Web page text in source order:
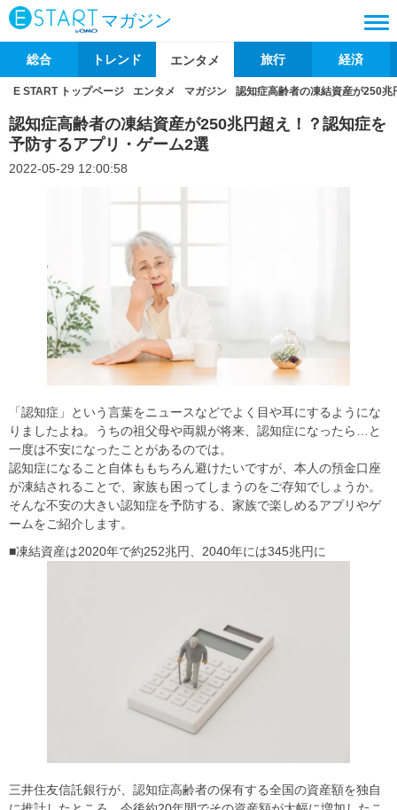
マガジン
総合 トレンド エンタメ 旅行 経済
E START トップページ エンタメ マガジン 認知症高齢者の凍結資産が250
認知症高齢者の凍結資産が250兆円超え！？認知症を
予防するアプリ・ゲーム2選
2022-05-29 12:00:58
「認知症」という言葉をニュースなどでよく目や耳にするようにな
りましたよね。うちの祖父母や両親が将来、認知症になったら…と
一度は不安になったことがあるのでは。
認知症になること自体ももちろん避けたいですが、本人の預金口座
が凍結されることで、家族も困ってしまうのをご存知でしょうか。
そんな不安の大きい認知症を予防する、家族で楽しめるアプリやゲ
ームをご紹介します。
■凍結資産は2020年で約252兆円、2040年には345兆円に
三井住友信託銀行が、認知症高齢者の保有する全国の資産額を独自